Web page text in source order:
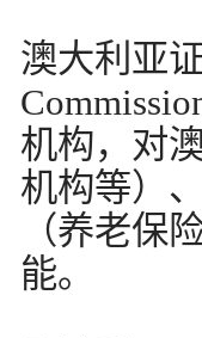
澳大利亚
机构，对
机构等）
（养老保
能。